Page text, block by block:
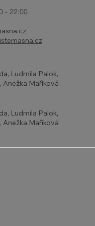
- 22:00
Ludmila Palok,
Anežka Maříková
Ludmila Palok,
Anežka Maříková